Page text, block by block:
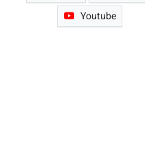
Youtube